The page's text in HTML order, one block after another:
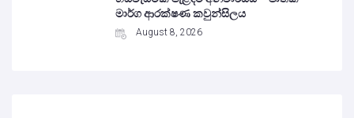
මාර්ග ආරක්ෂණ කවුන්සිලය
August 8, 2026